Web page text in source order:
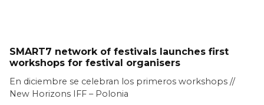
SMART7 network of festivals launches first
workshops for festival organisers
En diciembre se celebran los primeros workshops //
New Horizons IFF – Polonia